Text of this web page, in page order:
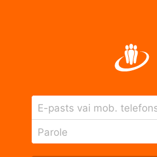
E-pasts vai mob.
Parole